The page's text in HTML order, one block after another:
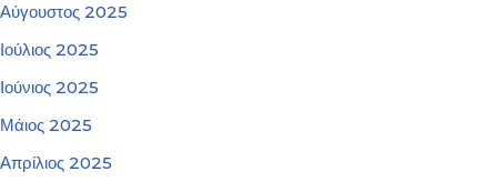
Αύγουστος 2025
Ιούλιος 2025
Ιούνιος 2025
Μάιος 2025
Απρίλιος 2025